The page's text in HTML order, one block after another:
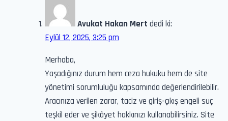
Avukat Hakan Mert dedi ki:
Eylül 12, 2025, 3:25 pm
Merhaba,
Yaşadığınız durum hem ceza hukuku hem de site
yönetimi sorumluluğu kapsamında değerlendirilebilir.
Aracınıza verilen zarar, taciz ve giriş-çıkış engeli suç
teşkil eder ve şikâyet hakkınızı kullanabilirsiniz. Site